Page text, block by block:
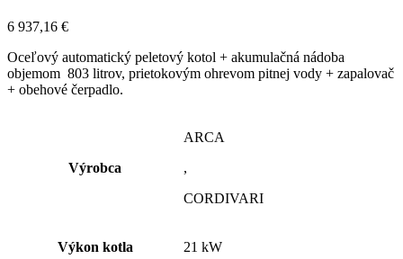
6 937,16 €
Oceľový automatický peletový kotol + akumulačná nádoba
objemom 803 litrov, prietokovým ohrevom pitnej vody + zapalovač
+ obehové čerpadlo.
Výrobca
ARCA
,
CORDIVARI
Výkon kotla 21 kW